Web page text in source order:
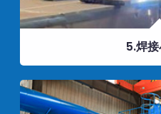
5.焊